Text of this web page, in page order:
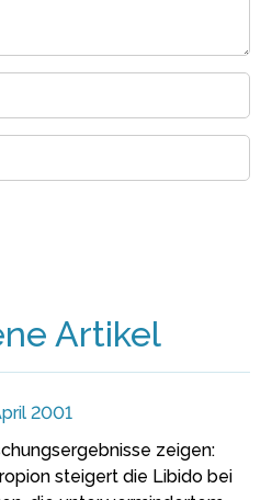
Artikel
2001
zeigen:
steigert die Libido bei